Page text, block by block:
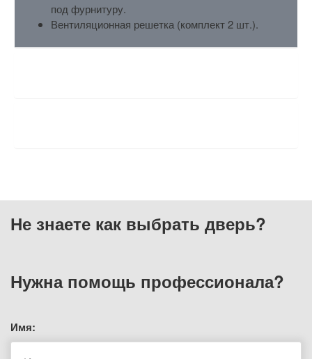
под фурнитуру.
Вентиляционная решетка (комплект 2 шт.).
Не знаете как выбрать дверь?
Нужна помощь профессионала?
Имя: